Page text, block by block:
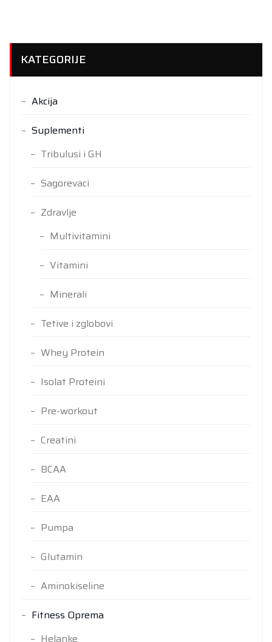
KATEGORIJE
Akcija
Suplementi
Tribulusi i GH
Sagorevaci
Zdravlje
Multivitamini
Vitamini
Minerali
Tetive i zglobovi
Whey Protein
Isolat Proteini
Pre-workout
Creatini
BCAA
EAA
Pumpa
Glutamin
Aminokiseline
Fitness Oprema
Helanke